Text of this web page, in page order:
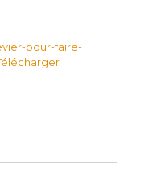
pour-faire-